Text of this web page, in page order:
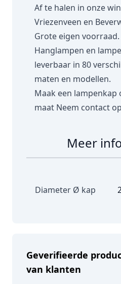
Af te halen in onze
Vriezenveen en
Grote eigen voorraad.
Hanglampen en
leverbaar in 80
maten en modellen.
Maak een lampenkap
maat Neem contact op
Meer
Diameter Ø kap
Geverifieerde
van klanten